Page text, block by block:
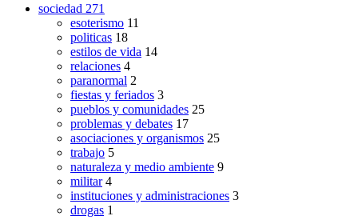
sociedad 271
esoterismo 11
politicas 18
estilos de vida 14
relaciones 4
paranormal 2
fiestas y feriados 3
pueblos y comunidades 25
problemas y debates 17
asociaciones y organismos 25
trabajo 5
naturaleza y medio ambiente 9
militar 4
instituciones y administraciones 3
drogas 1